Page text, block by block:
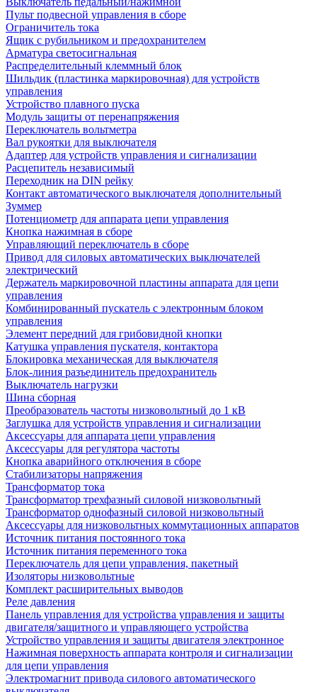
Пульт подвесной управления в сборе
Ограничитель тока
Ящик с рубильником и предохранителем
Арматура светосигнальная
Распределительный клеммный блок
Шильдик (пластинка маркировочная) для устройств
управления
Устройство плавного пуска
Модуль защиты от перенапряжения
Переключатель вольтметра
Вал рукоятки для выключателя
Адаптер для устройств управления и сигнализации
Расцепитель независимый
Переходник на DIN рейку
Контакт автоматического выключателя дополнительный
Зуммер
Потенциометр для аппарата цепи управления
Кнопка нажимная в сборе
Управляющий переключатель в сборе
Привод для силовых автоматических выключателей
электрический
Держатель маркировочной пластины аппарата для цепи
управления
Комбинированный пускатель с электронным блоком
управления
Элемент передний для грибовидной кнопки
Катушка управления пускателя, контактора
Блокировка механическая для выключателя
Блок-линия разъединитель предохранитель
Выключатель нагрузки
Шина сборная
Преобразователь частоты низковольтный до 1 кВ
Заглушка для устройств управления и сигнализации
Аксессуары для аппарата цепи управления
Аксессуары для регулятора частоты
Кнопка аварийного отключения в сборе
Стабилизаторы напряжения
Трансформатор тока
Трансформатор трехфазный силовой низковольтный
Трансформатор однофазный силовой низковольтный
Аксессуары для низковольтных коммутационных аппаратов
Источник питания постоянного тока
Источник питания переменного тока
Переключатель для цепи управления, пакетный
Изоляторы низковольтные
Комплект расширительных выводов
Реле давления
Панель управления для устройства управления и защиты
двигателя/защитного и управляющего устройства
Устройство управления и защиты двигателя электронное
Нажимная поверхность аппарата контроля и сигнализации
для цепи управления
Электромагнит привода силового автоматического